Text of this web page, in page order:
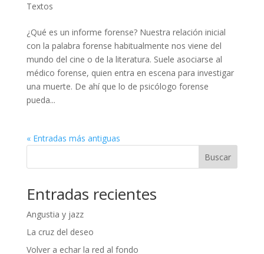
Textos
¿Qué es un informe forense? Nuestra relación inicial
con la palabra forense habitualmente nos viene del
mundo del cine o de la literatura. Suele asociarse al
médico forense, quien entra en escena para investigar
una muerte. De ahí que lo de psicólogo forense
pueda...
« Entradas más antiguas
Buscar
Entradas recientes
Angustia y jazz
La cruz del deseo
Volver a echar la red al fondo